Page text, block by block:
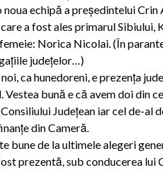
noua echipă a preşedintelui
a fost ales primarul Sibiului,
Norica Nicolai. (În
judeţelor…)
ca hunedoreni, e prezenţa
bună e că avem doi din
Judeţean iar cel de-al
din Cameră.
de la ultimele alegeri
prezentă, sub condu­cerea